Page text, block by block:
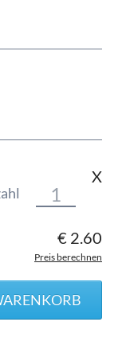
X
€ 2.60
Preis berechnen